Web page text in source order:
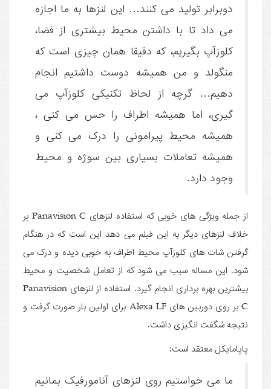
دوبرابر تولید می کنند… این لنزها به ما اجازه
می داد تا با داشتن محیط بیشتری از فضا،
کلوزآپ بگیریم، که دقیقا همان چیزی است که
منگولد و من همیشه دوست داشتیم انجام
دهیم… گرچه از لحاظ تکنیکی کلوزآپ می
گیری، اما همیشه اطراف را حس می کنی ،
همیشه محیط پیرامونی را درک می کنی و
همیشه تعاملات بسیاری بین سوژه و محیط
وجود دارد.
از جمله ویژگی های خوبی که استفاده لنزهای Panavision C بر
خلاف لنزهای دیگر به این فیلم می دهد این است که در هنگام
گرفتن شات های کلوزآپ محیط اطراف به خوبی دیده و درک می
شود. این مساله سبب می شود که از تعامل شخصیت و محیط
بیشترین بهره برداری انجام گیرد. استفاده از لنزهای Panavision
C بر روی دوربین های Alexa LF برای اولین بار صورت گرفت و
نتیجه شگفت انگیزی داشت.
پاپامایکل معتقد است:
ما می خواستیم روی لنزهای آنامورفیک بمانیم